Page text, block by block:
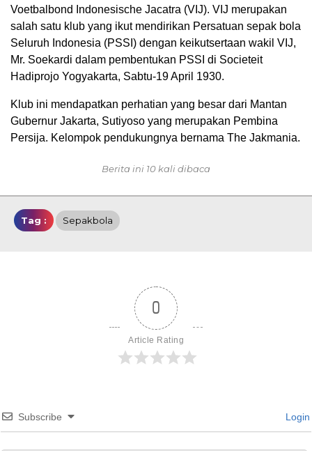
Voetbalbond Indonesische Jacatra (VIJ). VIJ merupakan
salah satu klub yang ikut mendirikan Persatuan sepak bola
Seluruh Indonesia (PSSI) dengan keikutsertaan wakil VIJ,
Mr. Soekardi dalam pembentukan PSSI di Societeit
Hadiprojo Yogyakarta, Sabtu-19 April 1930.
Klub ini mendapatkan perhatian yang besar dari Mantan
Gubernur Jakarta, Sutiyoso yang merupakan Pembina
Persija. Kelompok pendukungnya bernama The Jakmania.
Berita ini 10 kali dibaca
Tag : Sepakbola
0
Article Rating
Subscribe Login